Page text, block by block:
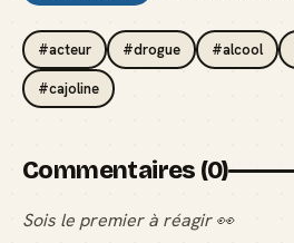
#acteur #drogue #alcool
#cajoline
Commentaires (0)
Sois le premier à réagir 👀